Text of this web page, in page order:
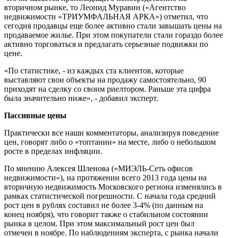
вторичном рынке, то Леонид Муравин («Агентство
недвижимости «ТРИУМФАЛЬНАЯ АРКА») отметил, что
сегодня продавцы еще более активно стали завышать цены на
продаваемое жилье. При этом покупатели стали гораздо более
активно торговаться и предлагать серьезные подвижки по
цене.
«По статистике, - из каждых ста клиентов, которые
выставляют свои объекты на продажу самостоятельно, 90
приходят на сделку со своим риелтором. Раньше эта цифра
была значительно ниже», - добавил эксперт.
Пассивные цены
Практически все наши комментаторы, анализируя поведение
цен, говорят либо о «топтании» на месте, либо о небольшом
росте в пределах инфляции.
По мнению Алексея Шленова («МИЭЛЬ-Сеть офисов
недвижимости»), на протяжении всего 2013 года цены на
вторичную недвижимость Московского региона изменялись в
рамках статистической погрешности. С начала года средний
рост цен в рублях составил не более 3-4% (по данным на
конец ноября), что говорит также о стабильном состоянии
рынка в целом. При этом максимальный рост цен был
отмечен в ноябре. По наблюдениям эксперта, с рынка начали